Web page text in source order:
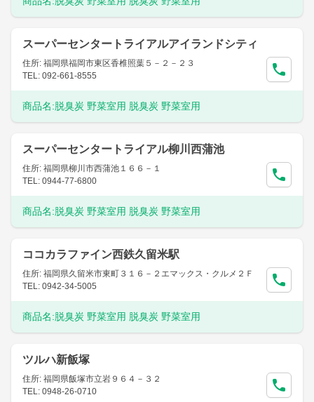
スーパーセンタートライアルアイランドシティ
住所: 福岡県福岡市東区香椎照葉５－２－２３
TEL: 092-661-8555
商品名:脱臭炭 野菜室用 脱臭炭 野菜室用
スーパーセンタートライアル柳川西蒲池
住所: 福岡県柳川市西蒲池１６６－１
TEL: 0944-77-6800
商品名:脱臭炭 野菜室用 脱臭炭 野菜室用
ココカラファイン西鉄久留米駅
住所: 福岡県久留米市東町３１６－２エマックス・クルメ２Ｆ
TEL: 0942-34-5005
商品名:脱臭炭 野菜室用 脱臭炭 野菜室用
ツルハ新飯塚
住所: 福岡県飯塚市立岩９６４－３２
TEL: 0948-26-0710